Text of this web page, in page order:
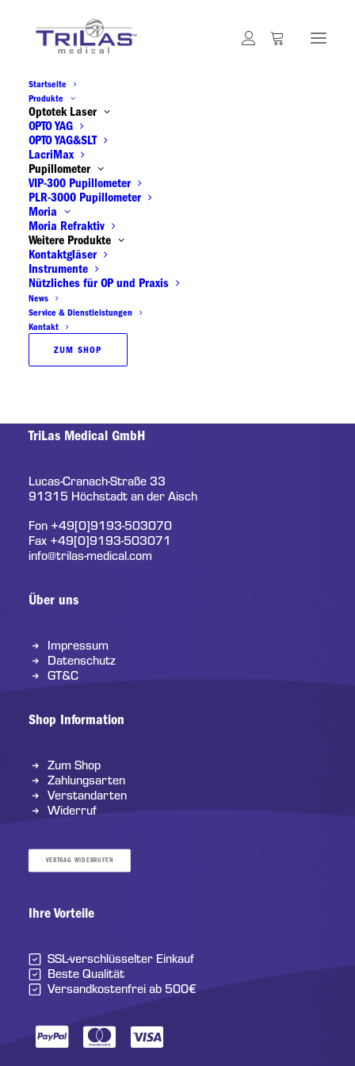
Startseite
Produkte
Optotek Laser
OPTO YAG
OPTO YAG&SLT
LacriMax
Pupillometer
VIP-300 Pupillometer
PLR-3000 Pupillometer
Moria
Moria Refraktiv
Weitere Produkte
Kontaktgläser
Instrumente
Nützliches für OP und Praxis
News
Service & Dienstleistungen
Kontakt
ZUM SHOP
Dein Warenkorb ist derzeit leer.
TriLas Medical GmbH
Lucas-Cranach-Straße 33
91315 Höchstadt an der Aisch
Fon +49[0]9193-503070
Fax +49[0]9193-503071
info@trilas-medical.com
Über uns
Impressum
Datenschutz
GT&C
Shop Information
Zum Shop
Zahlungsarten
Verstandarten
Widerruf
VERTRAG WIDERRUFEN
Ihre Vorteile
SSL-verschlüsselter Einkauf
Beste Qualität
Versandkostenfrei ab 500€